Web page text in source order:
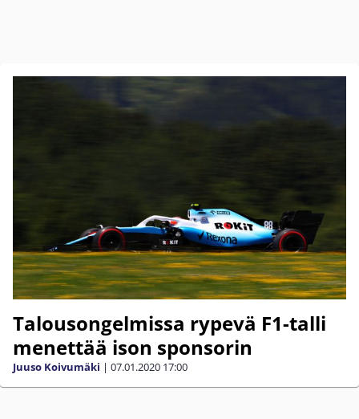
Talousongelmissa rypevä F1-talli
menettää ison sponsorin
Juuso Koivumäki | 07.01.2020 17:00